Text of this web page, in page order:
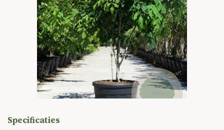
Specificaties